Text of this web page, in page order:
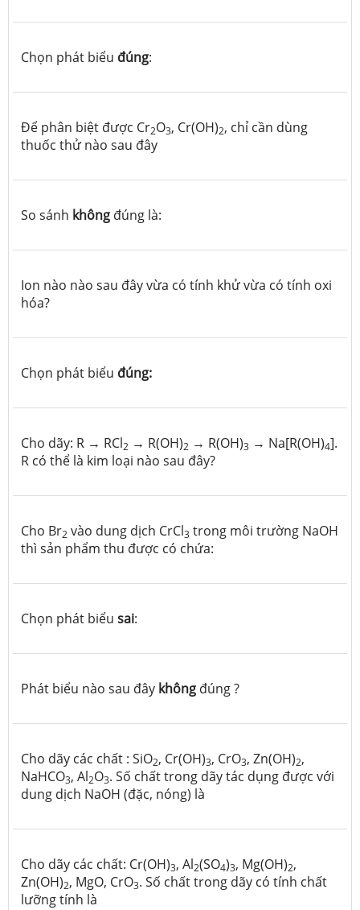
Chọn phát biểu đúng:
Để phân biệt được Cr2O3, Cr(OH)2, chỉ cần dùng
thuốc thử nào sau đây
So sánh không đúng là:
Ion nào nào sau đây vừa có tính khử vừa có tính oxi
hóa?
Chọn phát biểu đúng:
Cho dãy: R → RCl2 → R(OH)2 → R(OH)3 → Na[R(OH)4].
R có thể là kim loại nào sau đây?
Cho Br2 vào dung dịch CrCl3 trong môi trường NaOH
thì sản phẩm thu được có chứa:
Chọn phát biểu sai:
Phát biểu nào sau đây không đúng ?
Cho dãy các chất : SiO2, Cr(OH)3, CrO3, Zn(OH)2,
NaHCO3, Al2O3. Số chất trong dãy tác dụng được với
dung dịch NaOH (đặc, nóng) là
Cho dãy các chất: Cr(OH)3, Al2(SO4)3, Mg(OH)2,
Zn(OH)2, MgO, CrO3. Số chất trong dãy có tính chất
lưỡng tính là